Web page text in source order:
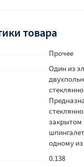
товара
Прочее
Один из
закрытом
одному
0.138